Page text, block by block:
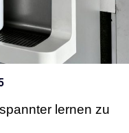
lernen zu